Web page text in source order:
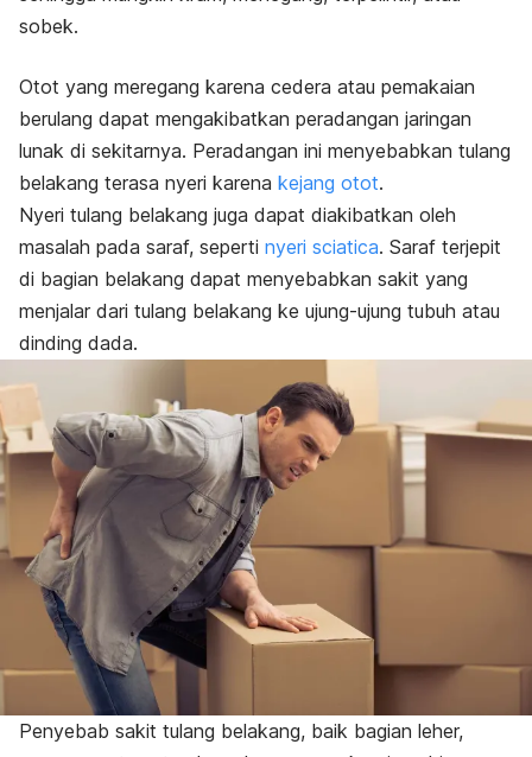
sobek.
Otot yang meregang karena cedera atau pemakaian
berulang dapat mengakibatkan peradangan jaringan
lunak di sekitarnya. Peradangan ini menyebabkan tulang
belakang terasa nyeri karena kejang otot.
Nyeri tulang belakang juga dapat diakibatkan oleh
masalah pada saraf, seperti nyeri sciatica. Saraf terjepit
di bagian belakang dapat menyebabkan sakit yang
menjalar dari tulang belakang ke ujung-ujung tubuh atau
dinding dada.
Penyebab sakit tulang belakang, baik bagian leher,